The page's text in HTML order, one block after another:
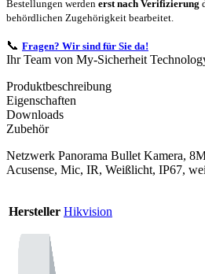
Bestellungen werden erst nach Verifizierung
behördlichen Zugehörigkeit bearbeitet.
📞 Fragen? Wir sind für Sie da!
Ihr Team von My-Sicherheit
Produktbeschreibung
Eigenschaften
Downloads
Zubehör
Netzwerk Panorama Bullet Kamera,
Acusense, Mic, IR, Weißlicht, IP67,
Hersteller Hikvision